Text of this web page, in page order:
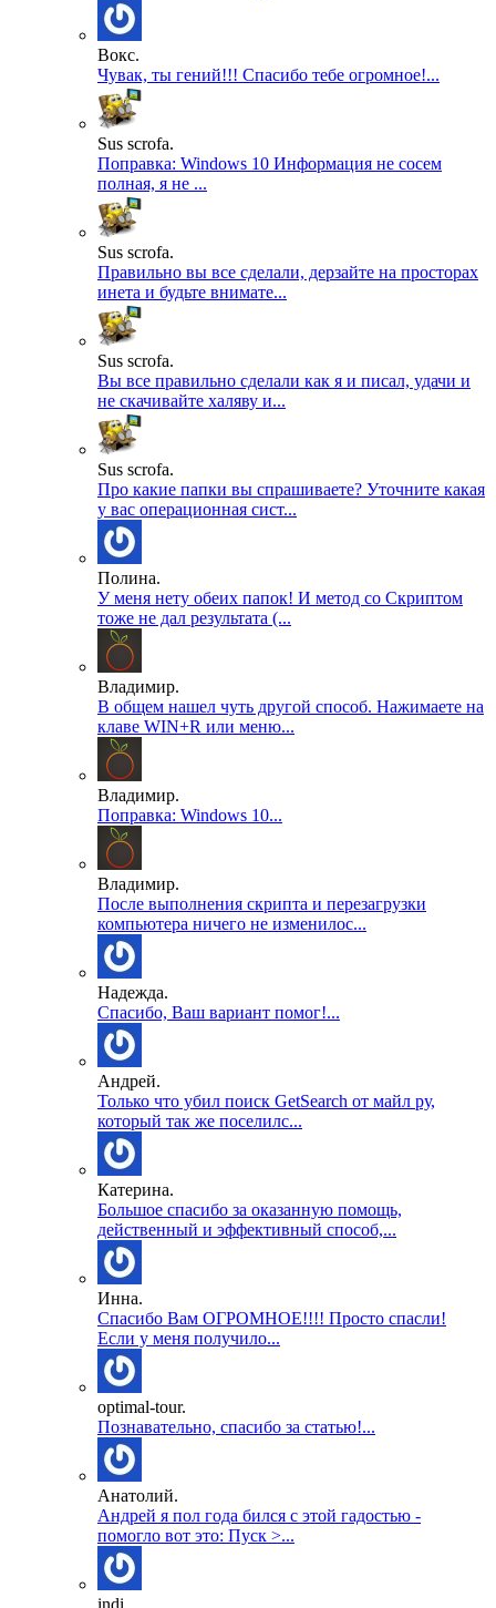
Вокс.
Чувак, ты гений!!! Спасибо тебе огромное!...
Sus scrofa.
Поправка: Windows 10 Информация не сосем
полная, я не ...
Sus scrofa.
Правильно вы все сделали, дерзайте на просторах
инета и будьте внимате...
Sus scrofa.
Вы все правильно сделали как я и писал, удачи и
не скачивайте халяву и...
Sus scrofa.
Про какие папки вы спрашиваете? Уточните какая
у вас операционная сист...
Полина.
У меня нету обеих папок! И метод со Скриптом
тоже не дал результата (...
Владимир.
В общем нашел чуть другой способ. Нажимаете на
клаве WIN+R или меню...
Владимир.
Поправка: Windows 10...
Владимир.
После выполнения скрипта и перезагрузки
компьютера ничего не изменилос...
Надежда.
Спасибо, Ваш вариант помог!...
Андрей.
Только что убил поиск GetSearch от майл ру,
который так же поселилс...
Катерина.
Большое спасибо за оказанную помощь,
действенный и эффективный способ,...
Инна.
Спасибо Вам ОГРОМНОЕ!!!! Просто спасли!
Если у меня получило...
optimal-tour.
Познавательно, спасибо за статью!...
Анатолий.
Андрей я пол года бился с этой гадостью -
помогло вот это: Пуск >...
indi.